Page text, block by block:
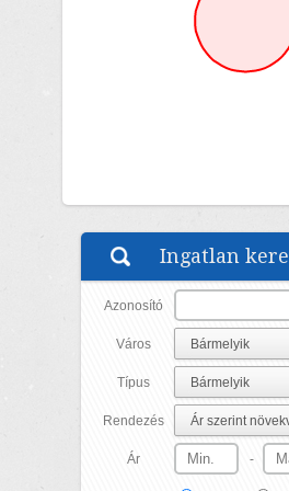
Ingatlan
Azonosító
Város
Típus
Rendezés
Ár -